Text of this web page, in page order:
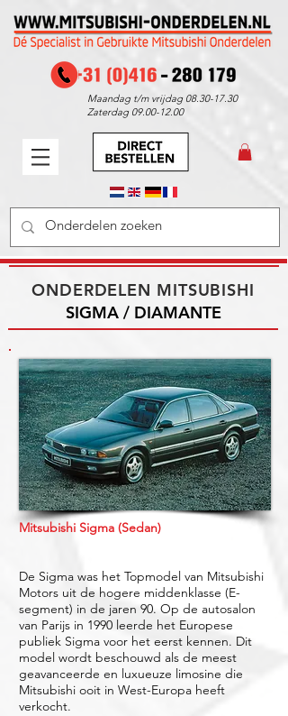
Maandag t/m vrijdag 08.30-17.30
Zaterdag 09.00-12.00
ONDERDELEN MITSUBISHI
SIGMA / DIAMANTE
Mitsubishi Sigma (Sedan)
De Sigma was het Topmodel van Mitsubishi
Motors uit de hogere middenklasse (E-
segment) in de jaren 90. Op de autosalon
van Parijs in 1990 leerde het Europese
publiek Sigma voor het eerst kennen. Dit
model wordt beschouwd als de meest
geavanceerde en luxueuze limosine die
Mitsubishi ooit in West-Europa heeft
verkocht.